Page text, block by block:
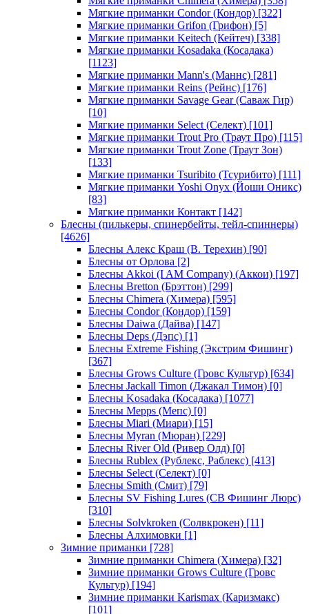
Мягкие приманки Condor (Кондор) [322]
Мягкие приманки Grifon (Грифон) [5]
Мягкие приманки Keitech (Кейтеч) [338]
Мягкие приманки Kosadaka (Косадака)
[1123]
Мягкие приманки Mann's (Маннс) [281]
Мягкие приманки Reins (Рейнс) [176]
Мягкие приманки Savage Gear (Саваж Гир)
[10]
Мягкие приманки Select (Селект) [101]
Мягкие приманки Trout Pro (Траут Про) [115]
Мягкие приманки Trout Zone (Траут Зон)
[133]
Мягкие приманки Tsuribito (Тсурибито) [111]
Мягкие приманки Yoshi Onyx (Йоши Оникс)
[83]
Мягкие приманки Контакт [142]
Блесны (пилькеры, спинербейты, тейл-спиннеры)
[4626]
Блесны Алекс Краш (В. Терехин) [90]
Блесны от Орлова [2]
Блесны Akkoi (I AM Company) (Аккои) [197]
Блесны Bretton (Брэттон) [299]
Блесны Chimera (Химера) [595]
Блесны Condor (Кондор) [159]
Блесны Daiwa (Дайва) [147]
Блесны Deps (Дэпс) [1]
Блесны Extreme Fishing (Экстрим Фишинг)
[367]
Блесны Grows Culture (Гровс Культур) [634]
Блесны Jackall Timon (Джакал Тимон) [0]
Блесны Kosadaka (Косадака) [1077]
Блесны Mepps (Мепс) [0]
Блесны Miari (Миари) [15]
Блесны Myran (Мюран) [229]
Блесны River Old (Ривер Олд) [0]
Блесны Rublex (Рублекс, Раблекс) [413]
Блесны Select (Селект) [0]
Блесны Smith (Смит) [79]
Блесны SV Fishing Lures (СВ Фишинг Люрс)
[310]
Блесны Solvkroken (Солвкрокен) [11]
Блесны Алхимовки [1]
Зимние приманки [728]
Зимние приманки Chimera (Химера) [32]
Зимние приманки Grows Culture (Гровс
Культур) [194]
Зимние приманки Karismax (Каризмакс)
[101]